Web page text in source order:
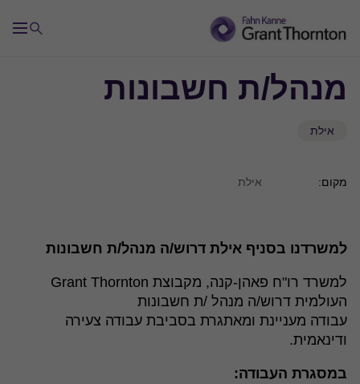
מנהל/ת חשבונות
אילת
מקום: אילת
למשרדנו בסניף אילת דרוש/ה מנהל/ת חשבונות
למשרד רו"ח פאהן-קנה, מקבוצת Grant Thornton
העולמית דרוש/ה מנהל /ת חשבונות
עבודה מעניינת ומאתגרת בסביבת עבודה צעירה
ודינאמית.
במסגרת העבודה: